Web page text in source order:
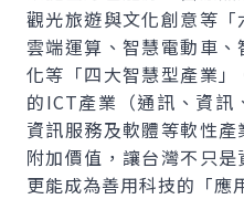
觀光旅遊與文化創意等
雲端運算、智慧電動車
化等「四大智慧型產業
的ICT產業（通訊、資訊
資訊服務及軟體等軟性
附加價值，讓台灣不只是
更能成為善用科技的「應